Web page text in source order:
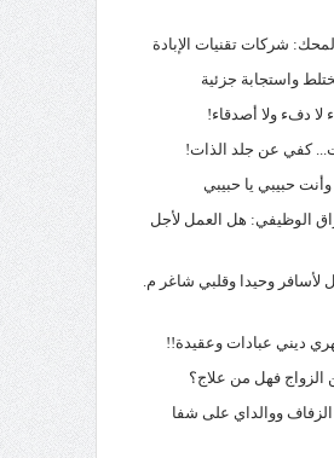
شركات تقنيات الإبادة
واستجابة جزئية
لا دفء ولا أصدقاء!
كفي عن جلد الذات!
حبيبي يا حبيبي
الوظيفي: هل العمل لأجل
وحيدا وقلبي شاغر م.
ديني عبادات وعقيدة!!
فهل من علاج؟
ووالداي على شفا